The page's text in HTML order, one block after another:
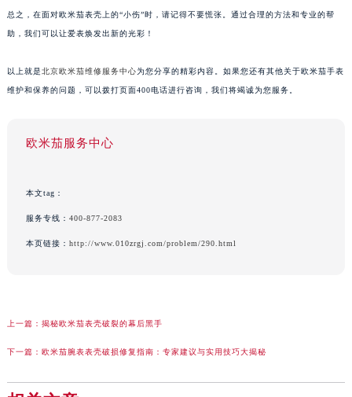
总之，在面对欧米茄表壳上的“小伤”时，请记得不要慌张。通过合理的方法和专业的帮
助，我们可以让爱表焕发出新的光彩！
以上就是北京欧米茄维修服务中心为您分享的精彩内容。如果您还有其他关于欧米茄手表
维护和保养的问题，可以拨打页面400电话进行咨询，我们将竭诚为您服务。
欧米茄服务中心
本文tag：
服务专线： 400-877-2083
本页链接： http://www.010zrgj.com/problem/290.html
上一篇： 揭秘欧米茄表壳破裂的幕后黑手
下一篇： 欧米茄腕表表壳破损修复指南：专家建议与实用技巧大揭秘